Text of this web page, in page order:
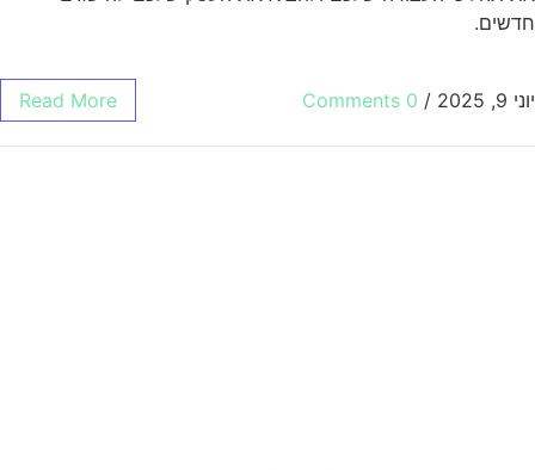
חדשים.
יוני 9, 2025 /
0 Comments
Read More